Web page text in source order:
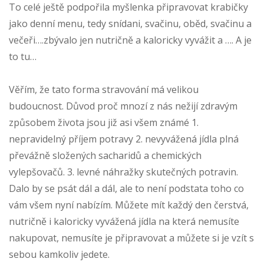
To celé ještě podpořila myšlenka připravovat krabičky
jako denní menu, tedy snídani, svačinu, oběd, svačinu a
večeři….zbývalo jen nutričně a kaloricky vyvážit a …. A je
to tu…
Věřím, že tato forma stravování má velikou
budoucnost. Důvod proč mnozí z nás nežijí zdravým
způsobem života jsou již asi všem známé 1.
nepravidelný příjem potravy 2. nevyvážená jídla plná
převážně složených sacharidů a chemických
vylepšovačů. 3. levné náhražky skutečných potravin.
Dalo by se psát dál a dál, ale to není podstata toho co
vám všem nyní nabízím. Můžete mít každý den čerstvá,
nutričně i kaloricky vyvážená jídla na která nemusíte
nakupovat, nemusíte je připravovat a můžete si je vzít s
sebou kamkoliv jedete.